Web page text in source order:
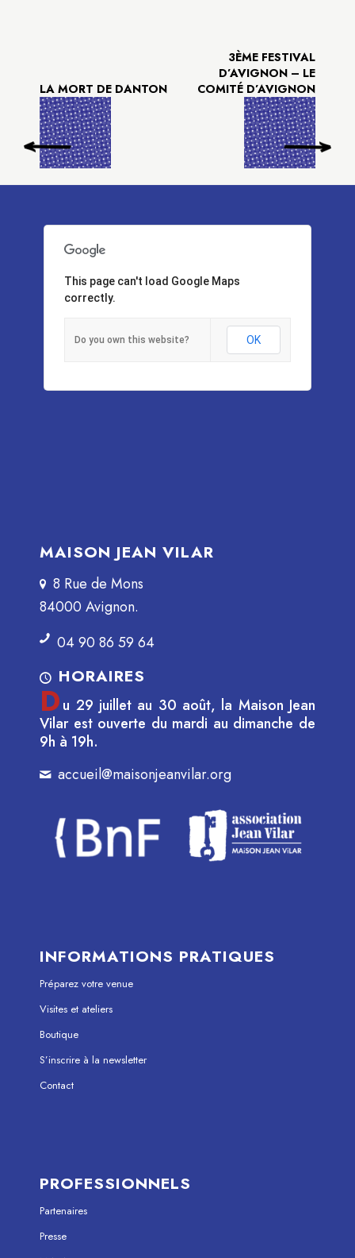
LA MORT DE DANTON
3ÈME FESTIVAL
D’AVIGNON – LE
COMITÉ D’AVIGNON
This page can't load Google Maps
correctly.
Do you own this website? OK
MAISON JEAN VILAR
8 Rue de Mons
84000 Avignon.
04 90 86 59 64
HORAIRES
Du 29 juillet au 30 août, la Maison Jean
Vilar est ouverte du mardi au dimanche de
9h à 19h.
accueil@maisonjeanvilar.org
INFORMATIONS PRATIQUES
Préparez votre venue
Visites et ateliers
Boutique
S’inscrire à la newsletter
Contact
PROFESSIONNELS
Partenaires
Presse